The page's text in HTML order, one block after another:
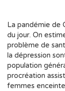
La pandémie de
du jour. On
problème de
la dépression
population
procréation
femmes